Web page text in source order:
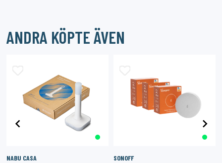
ANDRA KÖPTE ÄVEN
NABU CASA SONOFF